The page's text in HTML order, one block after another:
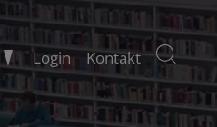
Login Kontakt